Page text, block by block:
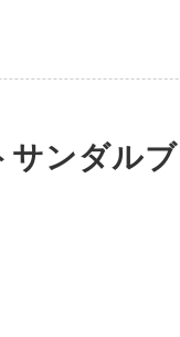
ンダル